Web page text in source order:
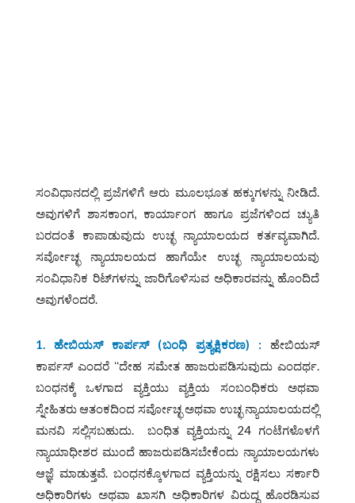
ಸಂವಿಧಾನದಲ್ಲಿ ಪ್ರಜೆಗಳಿಗೆ ಆರು ಮೂಲಭೂತ ಹಕ್ಕುಗಳನ್ನು ನೀಡಿದೆ.
ಅವುಗಳಿಗೆ ಶಾಸಕಾಂಗ, ಕಾರ್ಯಾಂಗ ಹಾಗೂ ಪ್ರಜೆಗಳಿಂದ ಚ್ಯುತಿ
ಬರದಂತೆ ಕಾಪಾಡುವುದು ಉಚ್ಛ ನ್ಯಾಯಾಲಯದ ಕರ್ತವ್ಯವಾಗಿದೆ.
ಸರ್ವೋಚ್ಛ ನ್ಯಾಯಾಲಯದ ಹಾಗೆಯೇ ಉಚ್ಛ ನ್ಯಾಯಾಲಯವು
ಸಂವಿಧಾನಿಕ ರಿಟ್‌ಗಳನ್ನು ಜಾರಿಗೊಳಿಸುವ ಅಧಿಕಾರವನ್ನು ಹೊಂದಿದೆ
ಅವುಗಳೆಂದರೆ.
1. ಹೇಬಿಯಸ್‌ಕಾರ್ಪಸ್(ಬಂಧಿ ಪ್ರತ್ಯಕ್ಷಿಕರಣ) : ಹೇಬಿಯಸ್
ಕಾರ್ಪಸ್ ಎಂದರೆ ʻʻದೇಹ ಸಮೇತ ಹಾಜರುಪಡಿಸುವುದು ಎಂದರ್ಥ.
ಬಂಧನಕ್ಕೆ ಒಳಗಾದ ವ್ಯಕ್ತಿಯು ವ್ಯಕ್ತಿಯ ಸಂಬಂಧಿಕರು ಅಥವಾ
ಸ್ನೇಹಿತರು ಆತಂಕದಿಂದ ಸರ್ವೋಚ್ಛ ಅಥವಾ ಉಚ್ಛ ನ್ಯಾಯಾಲಯದಲ್ಲಿ
ಮನವಿ ಸಲ್ಲಿಸಬಹುದು. ಬಂಧಿತ ವ್ಯಕ್ತಿಯನ್ನು 24 ಗಂಟೆಗಳೊಳಗೆ
ನ್ಯಾಯಾಧೀಶರ ಮುಂದೆ ಹಾಜರುಪಡಿಸಬೇಕೆಂದು ನ್ಯಾಯಾಲಯಗಳು
ಆಜ್ಞೆ ಮಾಡುತ್ತವೆ. ಬಂಧನಕ್ಕೊಳಗಾದ ವ್ಯಕ್ತಿಯನ್ನು ರಕ್ಷಿಸಲು ಸರ್ಕಾರಿ
ಅಧಿಕಾರಿಗಳು ಅಥವಾ ಖಾಸಗಿ ಅಧಿಕಾರಿಗಳ ವಿರುದ್ಧ ಹೊರಡಿಸುವ